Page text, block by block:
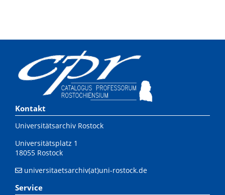
Kontakt
Universitätsarchiv Rostock
Universitätsplatz 1
18055 Rostock
universitaetsarchiv(at)uni-rostock.de
Service